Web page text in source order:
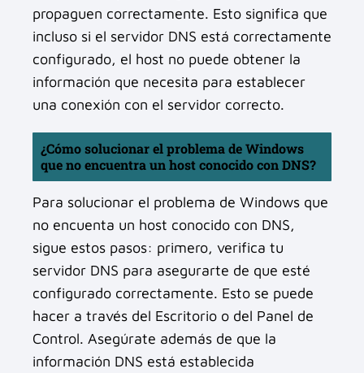
propaguen correctamente. Esto significa que
incluso si el servidor DNS está correctamente
configurado, el host no puede obtener la
información que necesita para establecer
una conexión con el servidor correcto.
¿Cómo solucionar el problema de Windows
que no encuentra un host conocido con DNS?
Para solucionar el problema de Windows que
no encuenta un host conocido con DNS,
sigue estos pasos: primero, verifica tu
servidor DNS para asegurarte de que esté
configurado correctamente. Esto se puede
hacer a través del Escritorio o del Panel de
Control. Asegúrate además de que la
información DNS está establecida